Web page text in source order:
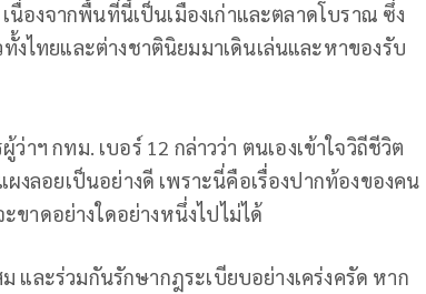
องจากพื้นที่นี้เป็นเมืองเก่าและตลาดโบราณ ซึ่ง
ไทยและต่างชาตินิยมมาเดินเล่นและหาของรับ
ฯ กทม. เบอร์ 12 กล่าวว่า ตนเองเข้าใจวิถีชีวิต
งลอยเป็นอย่างดี เพราะนี่คือเรื่องปากท้องของคน
ขาดอย่างใดอย่างหนึ่งไปไม่ได้
และร่วมกันรักษากฎระเบียบอย่างเคร่งครัด หาก